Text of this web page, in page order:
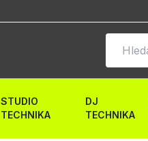
STUDIO
TECHNIKA
DJ
TECHNIKA